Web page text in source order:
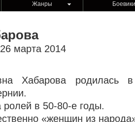
Жанры Боевики
марта 2014
Хабарова родилась в
ролей в 50-80-е годы.
«женщин из